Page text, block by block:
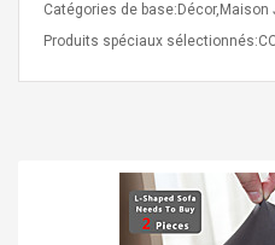
Para Violín
Catégories de
Produits spéciaux